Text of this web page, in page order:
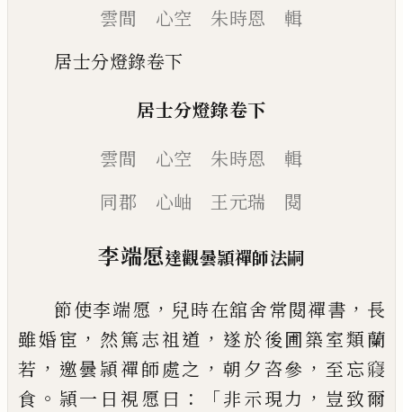
雲間 心空 朱時恩 輯
居士分燈錄卷下
居士分燈錄卷下
雲間 心空 朱時恩 輯
同郡 心岫 王元瑞 閱
李端愿達觀曇頴禪師法嗣
節使李端愿 ， 兒時在舘舍常閱禪書 ， 長
雖婚宦 ， 然篤志祖道 ， 遂於後圃築室類蘭
若 ， 邀曇頴禪師處之 ， 朝夕咨參 ， 至忘𥨊
食 。 頴一日視愿曰 ：「非示現力 ， 豈致爾